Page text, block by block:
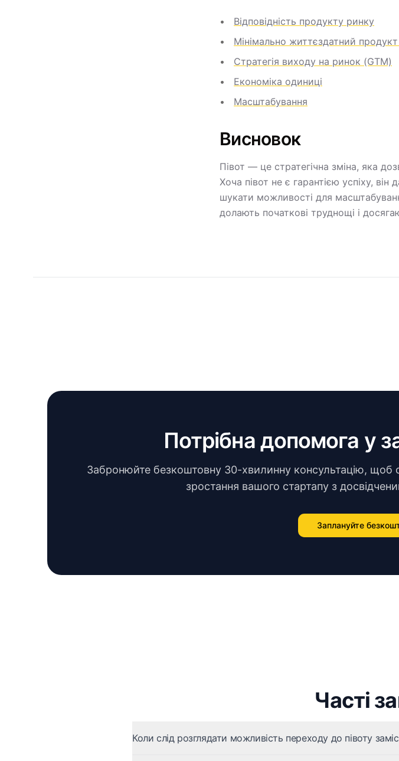
Відповідність продукту ринку
Мінімально життєздатний
Стратегія виходу на ринок (GTM)
Економіка одиниці
Масштабування
Висновок
Півот — це стратегічна зміна, яка
Хоча півот не є гарантією успіху,
шукати можливості для
долають початкові труднощі і
Потрібна допомога у
Забронюйте безкоштовну 30-хвилинну консультацію, щоб
зростання вашого стартапу з
Заплануйте
Часті
Коли слід розглядати можливість переходу до півоту